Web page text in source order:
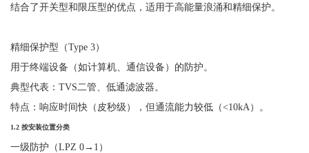
结合了开关型和限压型的优点，适用于高能量浪涌和精细保护。
精细保护型（Type 3）
用于终端设备（如计算机、通信设备）的防护。
典型代表： TVS二管、低通滤波器。
特点：响应时间快（皮秒级），但通流能力较低（<10kA）。
1.2 按安装位置分类
一级防护（LPZ 0→ 1 ）